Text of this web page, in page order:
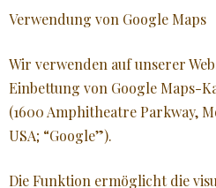
Verwendung von Google Maps
Wir verwenden auf unserer
Einbettung von Google Maps-
(1600 Amphitheatre Parkway,
USA; “Google”).
Die Funktion ermöglicht die